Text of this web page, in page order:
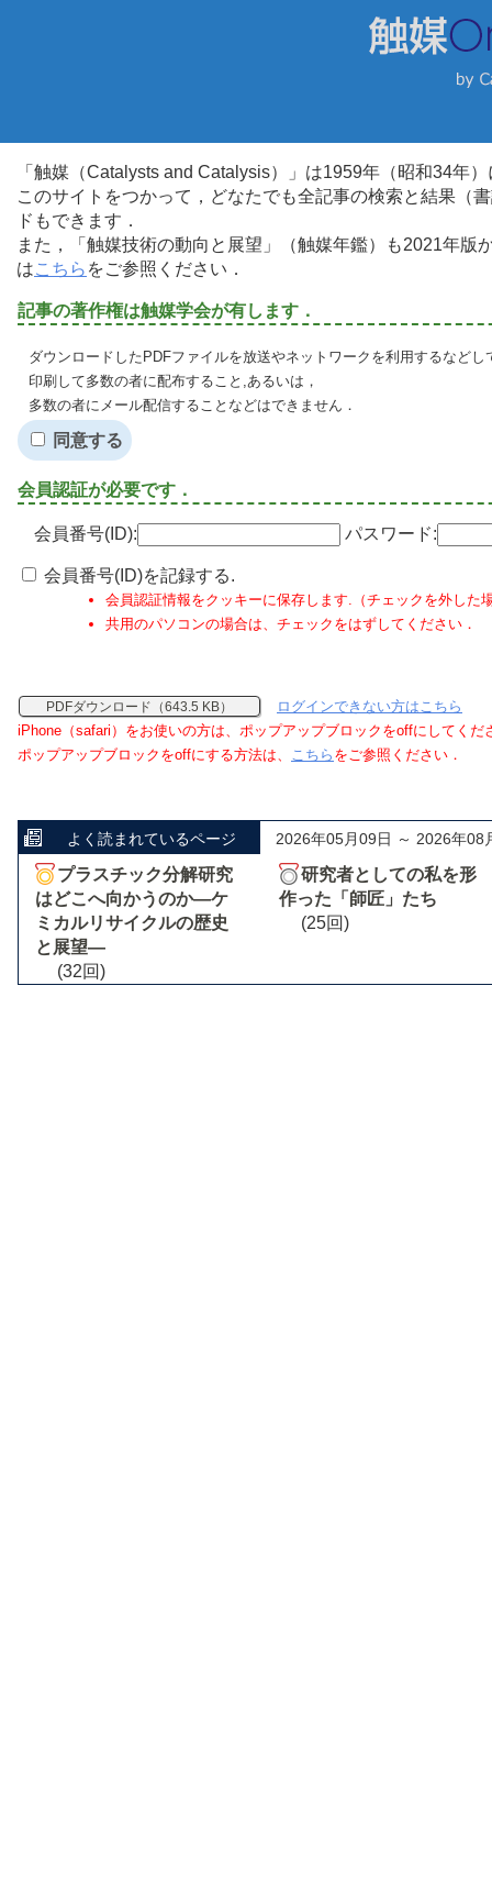
「触媒（Catalysts and Catalysis）」は1959年（昭和34年
このサイトをつかって，どなたでも全記事の検索と結果（
ドもできます．
また，「触媒技術の動向と展望」（触媒年鑑）も2021年
はこちら をご参照ください．
記事の著作権は触媒学会が有します．
ダウンロードしたPDFファイルを放送やネットワークを利用するなど
印刷して多数の者に配布すること,あるいは，
多数の者にメール配信することなどはできません．
同意する
会員認証が必要です．
会員番号(ID): パスワード:
会員番号(ID)を記録する.
会員認証情報をクッキーに保存します.（チェックを外した
共用のパソコンの場合は、チェックをはずしてください．
PDFダウンロード（643.5 KB）
ログインできない方はこちら
iPhone（safari）をお使いの方は、ポップアップブロックをoffにしてくだ
ポップアップブロックをoffにする方法は、 こちら をご参照ください．
よく読まれているページ 2026年05月09日 ～ 2026年08
プラスチック分解研究
はどこへ向かうのか―ケ
ミカルリサイクルの歴史
と展望―
(32回)
研究者としての私を形
作った「師匠」たち
(25回)